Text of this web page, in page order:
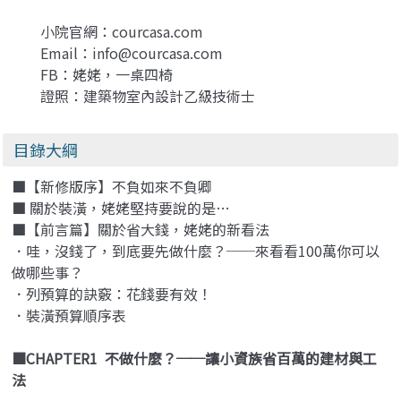
小院官網：courcasa.com
Email：info@courcasa.com
FB：姥姥，一桌四椅
證照：建築物室內設計乙級技術士
目錄大綱
■【新修版序】不負如來不負卿
■ 關於裝潢，姥姥堅持要說的是…
■【前言篇】關於省大錢，姥姥的新看法
．哇，沒錢了，到底要先做什麼？──來看看100萬你可以
做哪些事？
．列預算的訣竅：花錢要有效！
．裝潢預算順序表
■CHAPTER1 不做什麼？──讓小資族省百萬的建材與工
法